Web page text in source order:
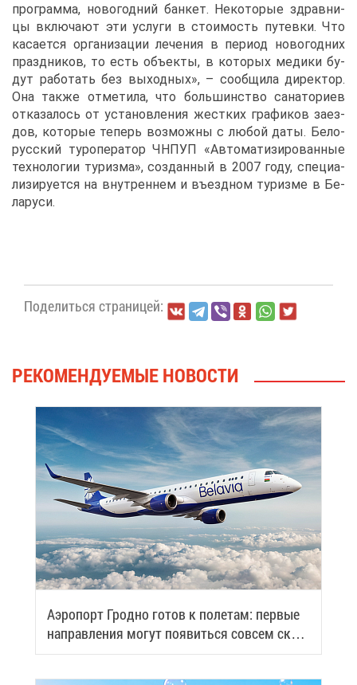
про­грам­ма, но­во­год­ний бан­кет. Неко­то­рые здрав­ни­
цы вклю­ча­ют эти услу­ги в сто­и­мость пу­тев­ки. Что
ка­са­ет­ся ор­га­ни­за­ции ле­че­ния в пе­ри­од но­во­год­них
празд­ни­ков, то есть объ­ек­ты, в ко­то­рых ме­ди­ки бу­
дут ра­бо­тать без вы­ход­ных», – со­об­щи­ла ди­рек­тор.
Она та­к­же от­ме­ти­ла, что боль­шин­ство са­на­то­ри­ев
от­ка­за­лось от уста­нов­ле­ния жест­ких гра­фи­ков за­ез­
дов, ко­то­рые те­перь воз­мож­ны с лю­бой да­ты. Бе­ло­
рус­ский ту­ро­пе­ра­тор ЧН­ПУП «Ав­то­ма­ти­зи­ро­ван­ные
тех­но­ло­гии ту­риз­ма», со­здан­ный в 2007 го­ду, спе­ци­а­
ли­зи­ру­ет­ся на внут­рен­нем и въезд­ном ту­риз­ме в Бе­
ла­ру­си.
По­де­лить­ся стра­ни­цей:
РЕ­КО­МЕН­ДУ­Е­МЫЕ НО­ВО­СТИ
Аэро­порт Грод­но го­тов к по­ле­там: пер­вые
на­прав­ле­ния мо­гут по­явить­ся со­всем ско­
ро